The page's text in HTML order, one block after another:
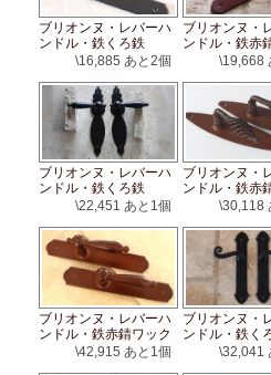
ブリオンヌ・レバーハ
ンドル・鉄くろ鉄
\16,885 あと2個
ブリオンヌ・
ンドル・鉄赤
\19,668
ブリオンヌ・レバーハ
ンドル・鉄くろ鉄
\22,451 あと1個
ブリオンヌ・
ンドル・鉄赤
\30,118
ブリオンヌ・レバーハ
ンドル・鉄赤錆ワック
\42,915 あと1個
ブリオンヌ・
ンドル・鉄く
\32,041